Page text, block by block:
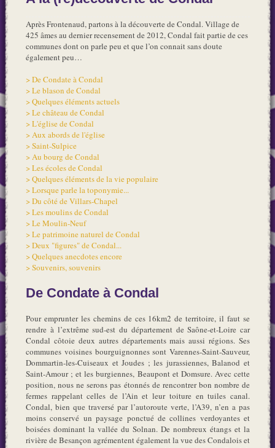
Après Frontenaud, partons à la découverte de Condal. Village de
425 âmes au dernier recensement de 2012, Condal fait partie de ces
communes dont on parle peu et que l’on connait sans doute
également peu…
> De Condate à Condal
> Le blason de Condal
> Quelques éléments actuels
> Le château de Condal
> L'église de Condal
> Aux abords de l'église
> Saint-Sulpice
> Au bourg de Condal
> Les écoles de Condal
> Quelques éléments de la vie populaire
> Lorsque parle la toponymie...
> Du côté de Villars-Chapel
> Les moulins de Condal
> Le Moulin-Neuf
> Le patrimoine naturel de Condal
> Deux "figures" de Condal...
> Quelques anecdotes encore
> Souvenirs, souvenirs
De Condate à Condal
Pour emprunter les chemins de ces 16km2 de territoire, il faut se
rendre à l’extrême sud-est du département de Saône-et-Loire car
Condal côtoie deux autres départements mais aussi régions. Ses
communes voisines bourguignonnes sont Varennes-Saint-Sauveur,
Dommartin-les-Cuiseaux et Joudes ; les jurassiennes, Balanod et
Saint-Amour ; et les burgiennes, Beaupont et Domsure. Avec cette
position, nous ne serons pas étonnés de rencontrer bon nombre de
fermes rappelant celles de l’Ain et leur toiture en tuiles canal.
Condal, bien que traversé par l’autoroute verte, l’A39, n’en a pas
moins conservé un paysage ponctué de collines verdoyantes et
boisées dominant la vallée du Solnan. De nombreux étangs et la
rivière de Besançon agrémentent également la vue des Condalois et